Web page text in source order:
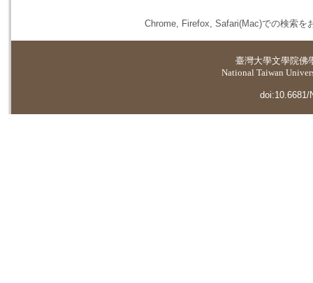
Chrome, Firefox, Safari(Mac)での検索を
臺灣大學文學院佛
National Taiwan
doi:10.6681/